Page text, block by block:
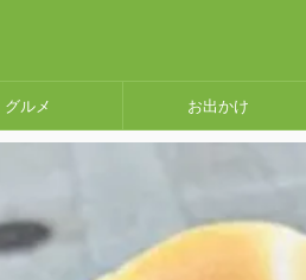
グルメ お出かけ